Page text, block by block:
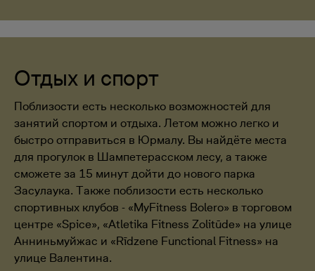
Отдых и спорт
Поблизости есть несколько возможностей для
занятий спортом и отдыха. Летом можно легко и
быстро отправиться в Юрмалу. Вы найдёте места
для прогулок в Шампетерасском лесу, а также
сможете за 15 минут дойти до нового парка
Засулаука. Также поблизости есть несколько
спортивных клубов - «MyFitness Bolero» в торговом
центре «Spice», «Atletika Fitness Zolitūde» на улице
Анниньмуйжас и «Rīdzene Functional Fitness» на
улице Валентина.